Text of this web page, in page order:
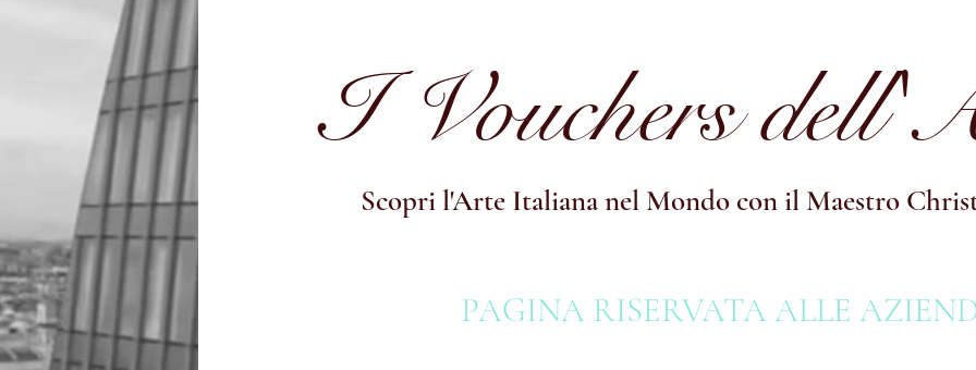
I Vouchers
Scopri l'Arte Italiana nel Mondo con il Maestro
PAGINA RISERVATA ALLE